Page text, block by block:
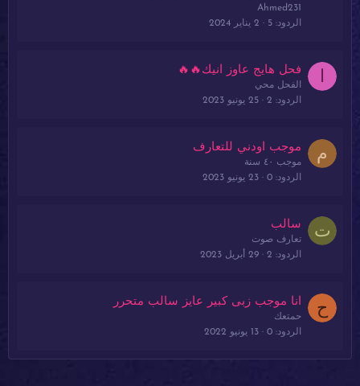
Ahmed231
الردود 5 2 يناير 2024
ا فحل هايج عاوز انيك🔥🔥
الفحل محي
الردود
2 25 يونيو 2023
م موجب اودني للتعارف
موجب ٤٠ سنة
الردود 0 23 يونيو 2023
ت سالب
تعارف صوت
الردود
2 29 أبريل 2023
ح انا موجب زبى كبير عايز سالب متحرر
حمتعك
الردود 0 13 يونيو 2022